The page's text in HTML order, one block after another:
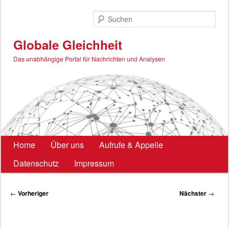
Globale Gleichheit
Das unabhängige Portal für Nachrichten und Analysen
Hauptmenü
Home Über uns
Aufrufe & Appelle
Datenschutz
Impressum
Beitragsnavigation
← Vorheriger Nächster →